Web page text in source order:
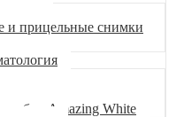
и прицельные снимки
зубов Amazing White